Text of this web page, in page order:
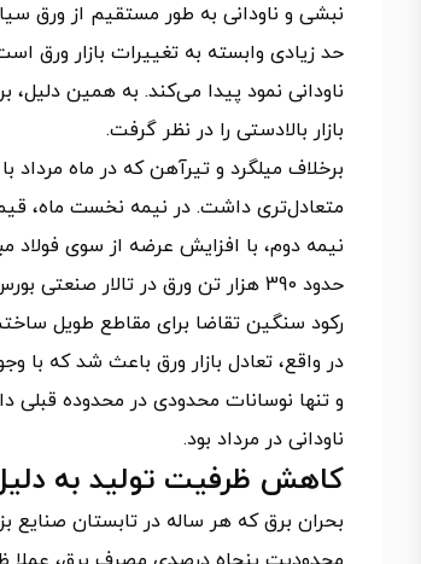
نبشی و ناودانی به طور مستقیم از ورق
حد زیادی وابسته به تغییرات بازار
ناودانی نمود پیدا می‌کند. به همین دلیل،
بازار بالادستی را در نظر گرفت.
برخلاف میلگرد و تیرآهن که در ماه مرداد
متعادل‌تری داشت. در نیمه نخست ماه،
نیمه دوم، با افزایش عرضه از سوی فولاد
رکود سنگین تقاضا برای مقاطع طویل
در واقع، تعادل بازار ورق باعث شد که
و تنها نوسانات محدودی در محدوده قبلی
ناودانی در مرداد بود.
کاهش ظرفیت تولید به دلیل
بحران برق که هر ساله در تابستان صنایع